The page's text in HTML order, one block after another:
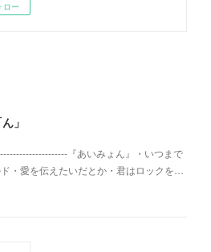
ロー
」
『あいみょん』・いつまで
・愛を伝えたいだとか・君はロックを…